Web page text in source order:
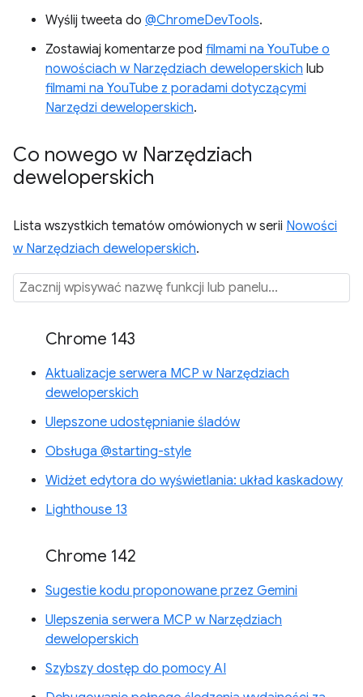
Wyślij tweeta do @ChromeDevTools.
Zostawiaj komentarze pod filmami na YouTube o
nowościach w Narzędziach deweloperskich lub
filmami na YouTube z poradami dotyczącymi
Narzędzi deweloperskich.
Co nowego w Narzędziach
deweloperskich
Lista wszystkich tematów omówionych w serii Nowości
w Narzędziach deweloperskich.
Chrome 143
Aktualizacje serwera MCP w Narzędziach
deweloperskich
Ulepszone udostępnianie śladów
Obsługa @starting-style
Widżet edytora do wyświetlania: układ kaskadowy
Lighthouse 13
Chrome 142
Sugestie kodu proponowane przez Gemini
Ulepszenia serwera MCP w Narzędziach
deweloperskich
Szybszy dostęp do pomocy AI